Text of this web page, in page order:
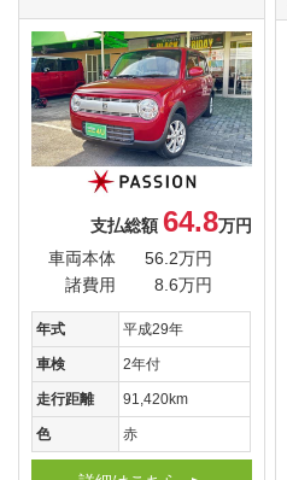
支払総額 64.8万円
車両本体
56.2万円
諸費用
8.6万円
年式 平成29年
車検 2年付
走行距離 91,420km
色 赤